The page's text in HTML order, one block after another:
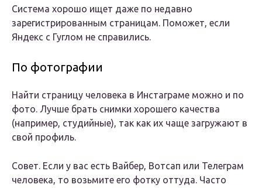
Система хорошо ищет даже по недавно
зарегистрированным страницам. Поможет, если
Яндекс с Гуглом не справились.
По фотографии
Найти страницу человека в Инстаграме можно и по
фото. Лучше брать снимки хорошего качества
(например, студийные), так как их чаще загружают в
свой профиль.
Совет. Если у вас есть Вайбер, Вотсап или Телеграм
человека, то возьмите его фотку оттуда. Часто